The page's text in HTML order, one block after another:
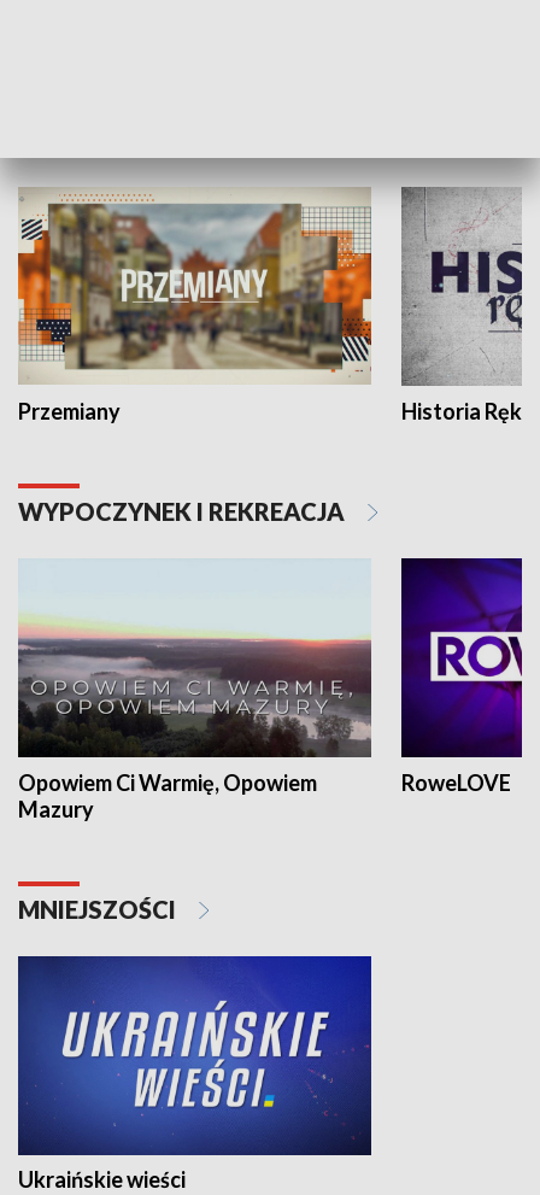
Przemiany Historia Ręką
WYPOCZYNEK I REKREACJA
Opowiem Ci Warmię, Opowiem
Mazury
RoweLOVE
MNIEJSZOŚCI
Ukraińskie wieści